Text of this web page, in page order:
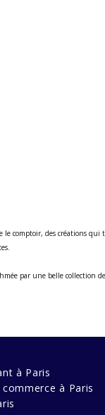
le comptoir, des créations
par une belle
à Paris
à Paris